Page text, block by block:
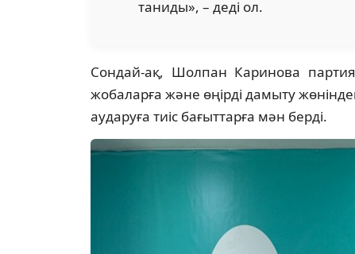
таниды», – деді ол.
Сондай-ақ, Шолпан Каринова
жобаларға және өңірді дамыту
аударуға тиіс бағыттарға мән берді.